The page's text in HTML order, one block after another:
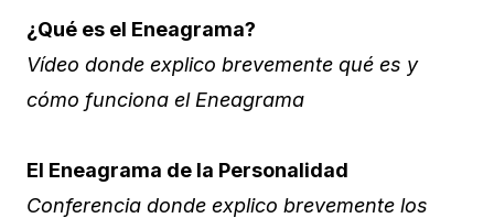
¿Qué es el Eneagrama?
Vídeo donde explico brevemente qué es y
cómo funciona el Eneagrama
El Eneagrama de la Personalidad
Conferencia donde explico brevemente los